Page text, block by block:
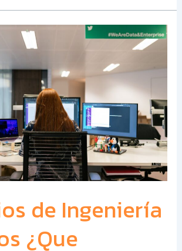
de Ingeniería
¿Que